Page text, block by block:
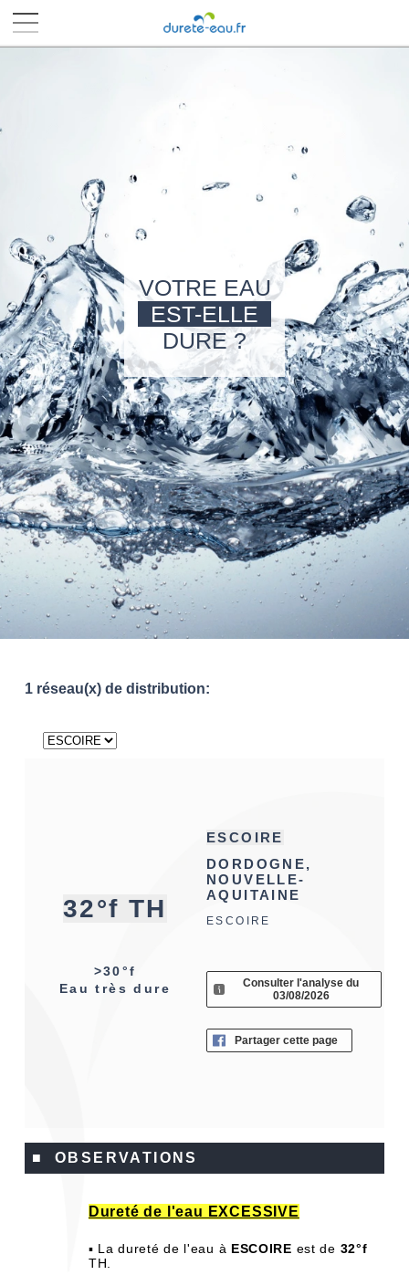
VOTRE EAU
EST-ELLE
DURE ?
1 réseau(x) de distribution:
32°f TH
>30°f
Eau très dure
ESCOIRE
DORDOGNE,
NOUVELLE-
AQUITAINE
ESCOIRE
Consulter l'analyse du
03/08/2026
Partager cette page
■ OBSERVATIONS
Dureté de l'eau EXCESSIVE
▪ La dureté de l'eau à ESCOIRE est de 32°f
TH.